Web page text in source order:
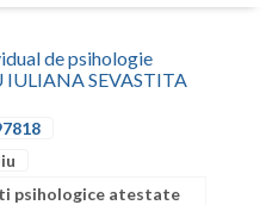
de psihologie
IULIANA SEVASTITA
psihologice atestate